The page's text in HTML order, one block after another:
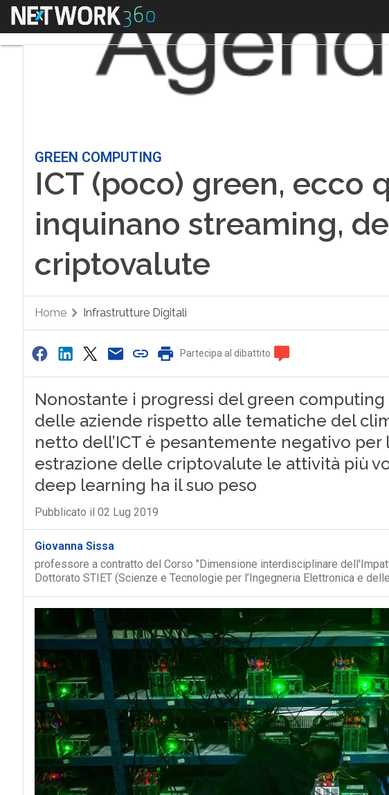
Menu
GREEN COMPUTING
ICT (poco) green, ecco
inquinano streaming,
criptovalute
Home Infrastrutture Digitali
Partecipa al dibattito
Nonostante i progressi del green computing
delle aziende rispetto alle tematiche del
netto dell’ICT è pesantemente negativo per
estrazione delle criptovalute le attività più
deep learning ha il suo peso
Pubblicato il 02 Lug 2019
Giovanna Sissa
professore a contratto del Corso "Dimensione interdisciplinare
Dottorato STIET (Scienze e Tecnologie per l’Ingegneria Elettronica e